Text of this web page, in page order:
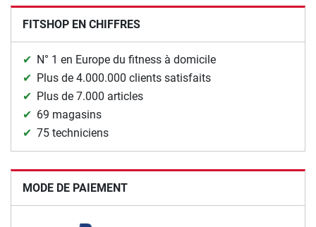
FITSHOP EN CHIFFRES
N° 1 en Europe du fitness à domicile
Plus de 4.000.000 clients satisfaits
Plus de 7.000 articles
69 magasins
75 techniciens
MODE DE PAIEMENT